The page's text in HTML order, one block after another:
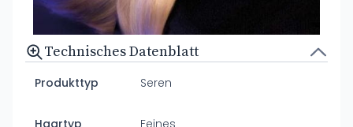
Technisches Datenblatt
Produkttyp Seren
Haartyp Feines